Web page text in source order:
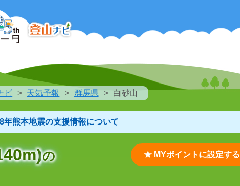
ビ 天気予報 群馬県 白砂山
年熊本地震の支援情報について
の
★ MYポイントに設定する